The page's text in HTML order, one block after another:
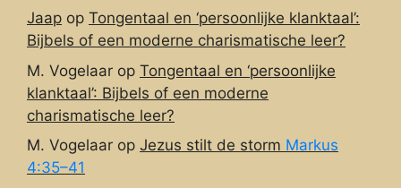
Jaap op Tongentaal en ‘persoonlijke klanktaal’:
Bijbels of een moderne charismatische leer?
M. Vogelaar op Tongentaal en ‘persoonlijke
klanktaal’: Bijbels of een moderne
charismatische leer?
M. Vogelaar op Jezus stilt de storm Markus
4:35–41